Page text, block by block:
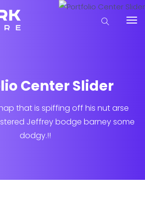
Center Slider
that is spiffing off his nut arse
Jeffrey bodge barney some
dodgy.!!